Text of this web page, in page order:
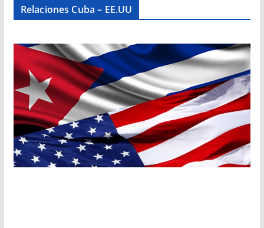
Relaciones Cuba – EE.UU